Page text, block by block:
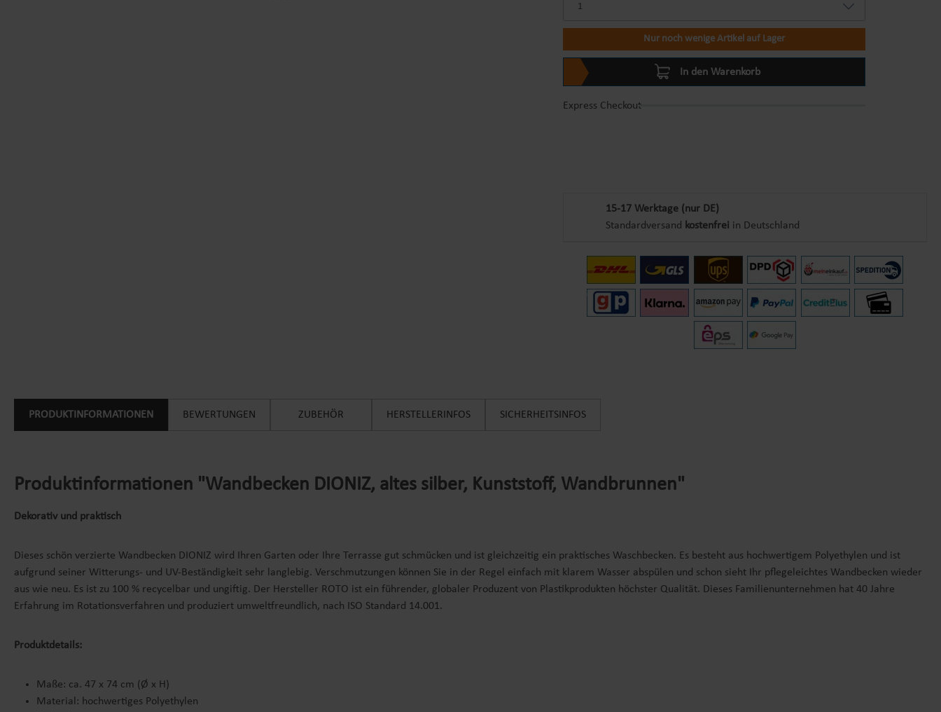
Nur noch wenige Artikel auf Lager
In den Warenkorb
Express Checkout
15-17 Werktage (nur DE)
Standardversand kostenfrei in Deutschland
PRODUKTINFORMATIONEN BEWERTUNGEN ZUBEHÖR HERSTELLERINFOS SICHERHEITSINFOS
Produktinformationen "Wandbecken DIONIZ, altes silber, Kunststoff, Wandbrunnen"
Dekorativ und praktisch
Dieses schön verzierte Wandbecken DIONIZ wird Ihren Garten oder Ihre Terrasse gut schmücken und ist gleichzeitig ein praktisches Waschbecken. Es besteht aus hochwertigem Polyethylen und ist
aufgrund seiner Witterungs- und UV-Beständigkeit sehr langlebig. Verschmutzungen können Sie in der Regel einfach mit klarem Wasser abspülen und schon sieht Ihr pflegeleichtes Wandbecken wieder
aus wie neu. Es ist zu 100 % recycelbar und ungiftig. Der Hersteller ROTO ist ein führender, globaler Produzent von Plastikprodukten höchster Qualität. Dieses Familienunternehmen hat 40 Jahre
Erfahrung im Rotationsverfahren und produziert umweltfreundlich, nach ISO Standard 14.001.
Produktdetails:
Maße: ca. 47 x 74 cm (Ø x H)
Material: hochwertiges Polyethylen